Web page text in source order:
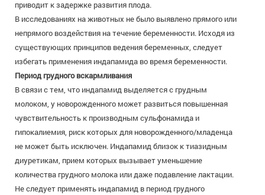
приводит к задержке развития плода.
В исследованиях на животных не было выявлено прямого или
непрямого воздействия на течение беременности. Исходя из
существующих принципов ведения беременных, следует
избегать применения индапамида во время беременности.
Период грудного вскармливания
В связи с тем, что индапамид выделяется с грудным
молоком, у новорожденного может развиться повышенная
чувствительность к производным сульфонамида и
гипокалиемия, риск которых для новорожденного/младенца
не может быть исключен. Индапамид близок к тиазидным
диуретикам, прием которых вызывает уменьшение
количества грудного молока или даже подавление лактации.
Не следует применять индапамид в период грудного